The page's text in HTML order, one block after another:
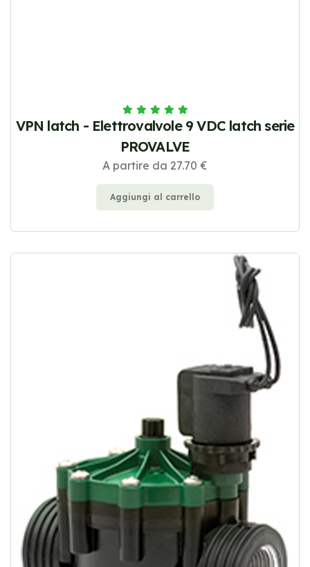
VPN latch - Elettrovalvole 9 VDC latch serie
PROVALVE
A partire da 27.70 €
Aggiungi al carrello